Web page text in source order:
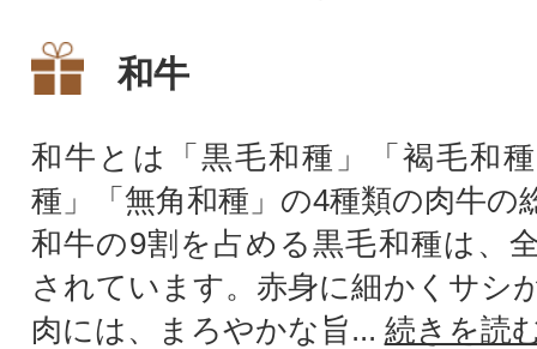
和牛
和牛とは「黒毛和種」「褐毛和
種」「無角和種」の4種類の肉牛の
和牛の9割を占める黒毛和種は、
されています。赤身に細かくサシ
肉には、まろやかな旨... 続きを読